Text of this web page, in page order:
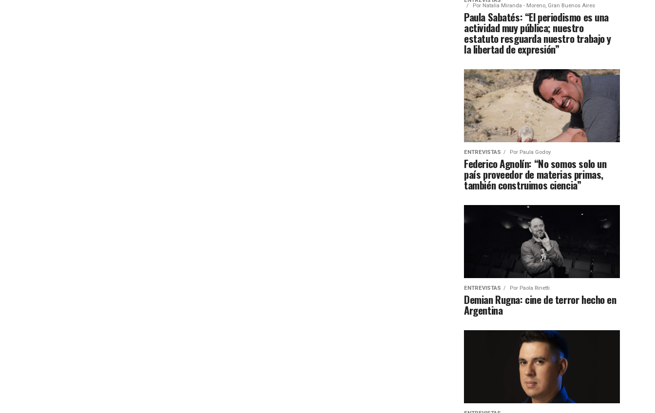
Por Natalia Miranda - Moreno, Gran Buenos Aires
Paula Sabatés: “El periodismo es una
actividad muy pública; nuestro
estatuto resguarda nuestro trabajo y
la libertad de expresión”
ENTREVISTAS Por Paula Godoy
Federico Agnolín: “No somos solo un
país proveedor de materias primas,
también construimos ciencia”
ENTREVISTAS Por Paola Rinetti
Demian Rugna: cine de terror hecho en
Argentina